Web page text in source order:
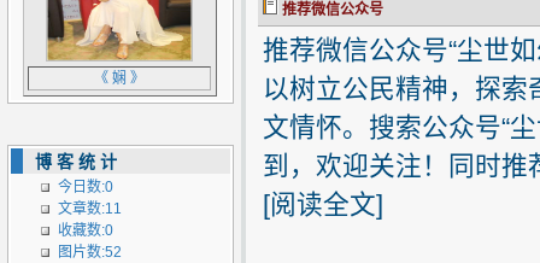
《 娴 》
博客统计
今日数:0
文章数:11
收藏数:0
图片数:52
推荐微信公众号
推荐微信公众号“尘世
以树立公民精神，探
文情怀。搜索公众号“
到，欢迎关注！同时推
[阅读全文]